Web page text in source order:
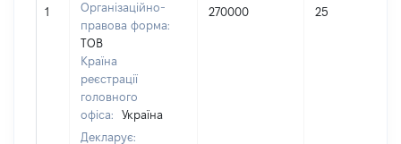
1
Організаційно-
правова форма:
ТОВ
Країна
реєстрації
головного
офіса:
Україна
Декларує:
270000 25